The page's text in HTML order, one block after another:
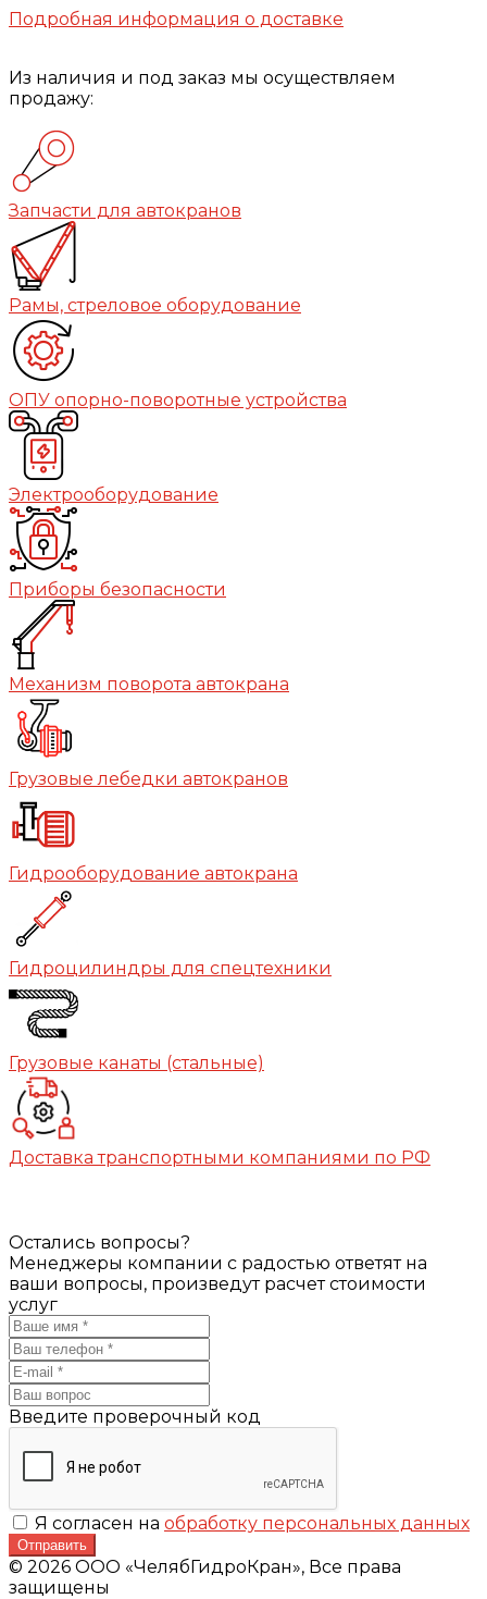
Подробная информация о доставке
Из наличия и под заказ мы осуществляем
продажу:
Запчасти для автокранов
Рамы, стреловое оборудование
ОПУ опорно-поворотные устройства
Электрооборудование
Приборы безопасности
Механизм поворота автокрана
Грузовые лебедки автокранов
Гидрооборудование автокрана
Гидроцилиндры для спецтехники
Грузовые канаты (стальные)
Доставка транспортными компаниями по РФ
Остались вопросы?
Менеджеры компании с радостью ответят на
ваши вопросы, произведут расчет стоимости
услуг
Введите проверочный код
Я согласен на обработку персональных данных
Отправить
© 2026 ООО «ЧелябГидроКран», Все права
защищены